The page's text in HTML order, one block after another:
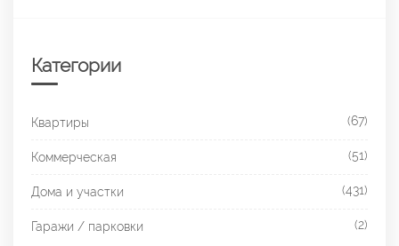
Категории
Квартиры (67)
Коммерческая (51)
Дома и участки (431)
Гаражи / парковки (2)